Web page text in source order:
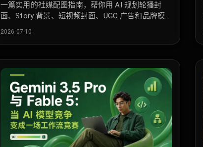
一篇实用的社媒配图指南，帮你用 AI 规划轮播封
面、Story 背景、短视频封面、UGC 广告和品牌模
2026-07-10